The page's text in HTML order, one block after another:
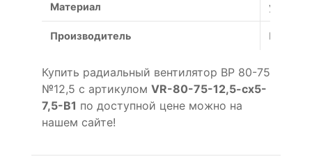
Материал
Производитель Россия
Купить радиальный вентилятор ВР 80-75
№12,5 с артикулом VR-80-75-12,5-cx5-
7,5-B1 по доступной цене можно на
нашем сайте!